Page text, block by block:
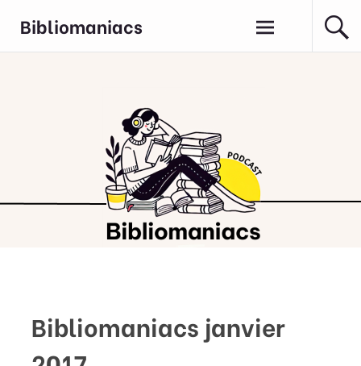
contenu
Bibliomaniacs
Bibliomaniacs janvier